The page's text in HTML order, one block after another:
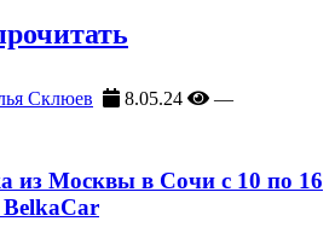
Склюев 8.05.24
—
из Москвы в Сочи с 10 по 16